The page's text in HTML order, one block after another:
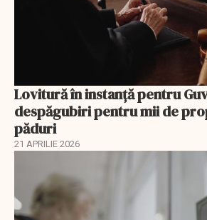
Lovitură în instanță pentru
despăgubiri pentru mii de
păduri
21 APRILIE 2026